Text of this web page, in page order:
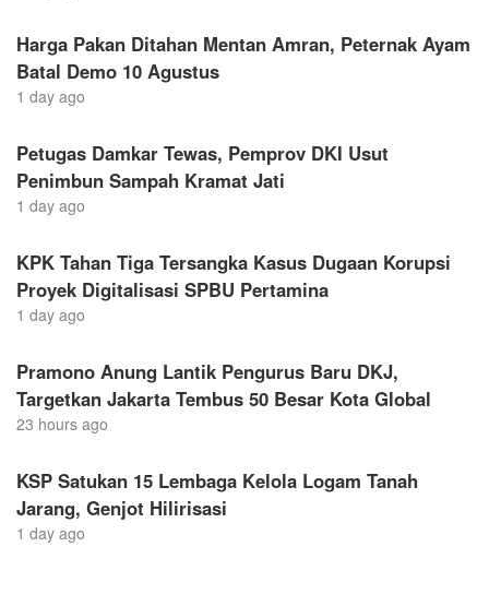
Harga Pakan Ditahan Mentan Amran, Peternak Ayam
Batal Demo 10 Agustus
1 day ago
Petugas Damkar Tewas, Pemprov DKI Usut
Penimbun Sampah Kramat Jati
1 day ago
KPK Tahan Tiga Tersangka Kasus Dugaan Korupsi
Proyek Digitalisasi SPBU Pertamina
1 day ago
Pramono Anung Lantik Pengurus Baru DKJ,
Targetkan Jakarta Tembus 50 Besar Kota Global
23 hours ago
KSP Satukan 15 Lembaga Kelola Logam Tanah
Jarang, Genjot Hilirisasi
1 day ago